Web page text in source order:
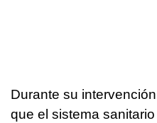
Durante su
que el sistema